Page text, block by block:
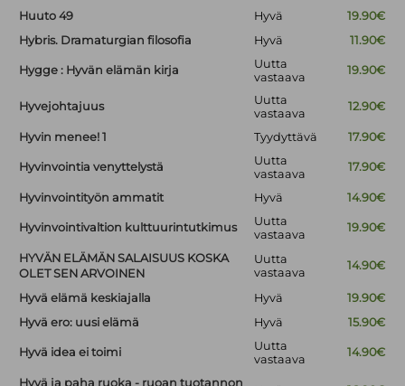
Huuto 49 Hyvä
19.90€
Hybris. Dramaturgian filosofia
Hyvä 11.90€
Hygge : Hyvän elämän kirja
Uutta
vastaava
19.90€
Hyvejohtajuus
Uutta
vastaava
12.90€
Hyvin menee! 1 Tyydyttävä 17.90€
Hyvinvointia venyttelystä
Uutta
vastaava
17.90€
Hyvinvointityön ammatit Hyvä 14.90€
Hyvinvointivaltion kulttuurintutkimus
Uutta
vastaava
19.90€
HYVÄN ELÄMÄN SALAISUUS KOSKA
OLET SEN ARVOINEN
Uutta
vastaava
14.90€
Hyvä elämä keskiajalla Hyvä
19.90€
Hyvä ero: uusi elämä
Hyvä 15.90€
Hyvä idea ei toimi
Uutta
vastaava
14.90€
Hyvä ja paha ruoka - ruoan tuotannon